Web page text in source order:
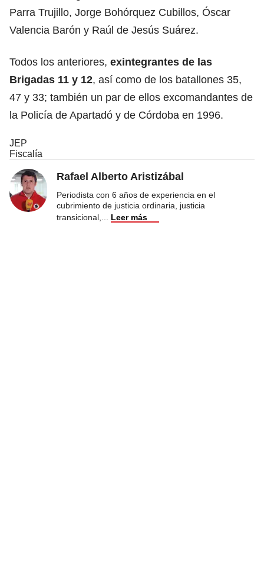
Parra Trujillo, Jorge Bohórquez Cubillos, Óscar
Valencia Barón y Raúl de Jesús Suárez.
Todos los anteriores, exintegrantes de las
Brigadas 11 y 12, así como de los batallones 35,
47 y 33; también un par de ellos excomandantes de
la Policía de Apartadó y de Córdoba en 1996.
JEP
Fiscalía
Rafael Alberto Aristizábal
Periodista con 6 años de experiencia en el
cubrimiento de justicia ordinaria, justicia
transicional,
Leer más